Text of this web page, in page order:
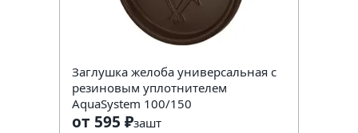
Заглушка желоба универсальная с
резиновым уплотнителем
AquaSystem 100/150
от 595 ₽зашт